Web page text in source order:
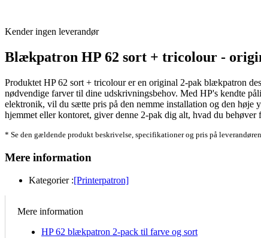
Kender ingen leverandør
Blækpatron HP 62 sort + tricolour -
Produktet HP 62 sort + tricolour er en original 2-pak blækpatron
nødvendige farver til dine udskrivningsbehov. Med HP's kendte
elektronik, vil du sætte pris på den nemme installation og den høje
hjemmet eller kontoret, giver denne 2-pak dig alt, hvad du
* Se den gældende produkt beskrivelse, specifikationer og pris på
Mere information
Kategorier :[Printerpatron]
Mere information
HP 62 blækpatron 2-pack til farve og sort